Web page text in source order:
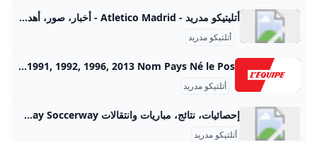
أتليتيكو مدريد - Atletico Madrid - أخبار، صور، أهداف و مباريات نادي أتليتيكو مدريد - Elbotola - البطولة أتلتيكو مدريد Atletico Madrid أخبار، صور، أهداف و مباريات نادي أتليتيكو مدريد نتائج المباريات ترتيب و إحصائيات اللاعبين
أتلتيكو مدريد
Atlético de Madrid (Club Atlético de Madrid) Toute l’actualité de l’Atlético de Madrid et les infos du club. Retrouvez le palmarès, le calendrier de l’Atlético de Madrid, les stats, l’effectif et les fiches des joueurs. | Nom : Club Atlético de Madrid | |—| | Pays : Espagne | | Fondé en : 1903 | | Président : Enrique Cerezo | | Entraineur : Diego SIMEONE | Coupe Intercontinentale (ex Mondial des clubs) : 11974 Super Coupe d’Europe : 32010, 2012, 2018 Coupe des coupes : 11962 Ligue Europa : 32010, 2012, 2018 Super Coupe Espagne : 21985, 2014 Championnat Espagne : 111940, 1941, 1950, 1951, 1966, 1970, 1973, 1977, 1996, 2014, 2021 Coupe Espagne : 101960, 1961, 1965, 1972, 1976, 1985, 1991, 1992, 1996, 2013 Nom Pays Né le Pos.
أتلتيكو مدريد
إحصائيات، نتائج، مباريات وانتقالات Atlético de Madrid Soccerway Soccerway يوفر إحصائيات، نتائج، جداول، انتقالات ونتائج مباشرة لفريق Atlético de Madrid مجانًا.
أتلتيكو مدريد